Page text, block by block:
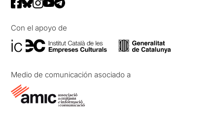
Con el apoyo de
Medio de comunicación asociado a